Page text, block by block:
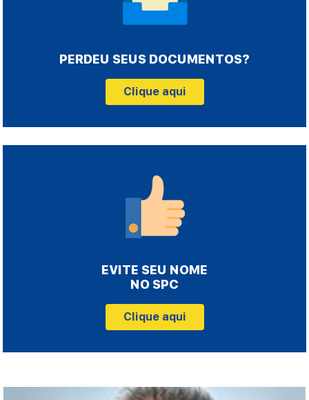
PERDEU SEUS DOCUMENTOS?
Clique aqui
EVITE SEU NOME
NO SPC
Clique aqui